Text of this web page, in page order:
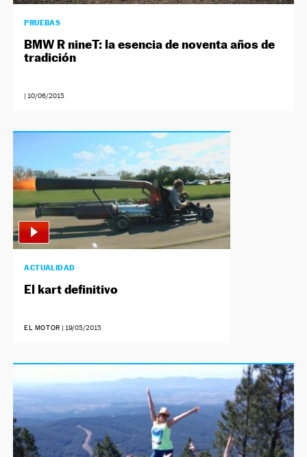
PRUEBAS
BMW R nineT: la esencia de noventa años de
tradición
| 10/06/2015
ACTUALIDAD
El kart definitivo
EL MOTOR | 19/05/2015